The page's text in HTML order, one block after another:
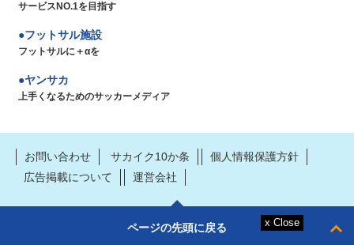
サービスNO.1を目指す
フットサル施設
フットサルに＋αを
ヤンサカ
上手くなるためのサッカーメディア
お問い合わせ サカイク10か条
個人情報保護方針
広告掲載について
運営会社
ページの先頭に戻る